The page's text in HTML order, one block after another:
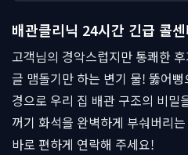
배관클리닉 24시간 긴급 콜센
고객님의 경악스럽지만 통쾌한
글 맴돌기만 하는 변기 물! 뚫어
경으로 우리 집 배관 구조의 비밀
꺼기 화석을 완벽하게 부숴버리
바로 편하게 연락해 주세요!